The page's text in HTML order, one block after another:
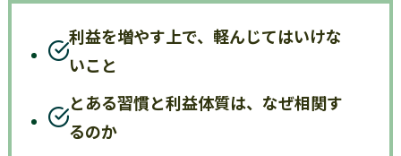
利益を増やす上で、軽んじてはいけな
いこと
とある習慣と利益体質は、なぜ相関す
るのか